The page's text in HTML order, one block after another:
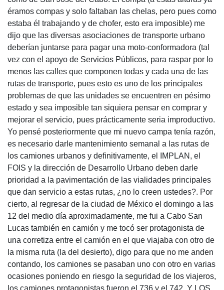
éramos compas y solo faltaban las chelas, pero pues como
estaba él trabajando y de chofer, esto era imposible) me
dijo que las diversas asociaciones de transporte urbano
deberían juntarse para pagar una moto-conformadora (tal
vez con el apoyo de Servicios Públicos, para raspar por lo
menos las calles que componen todas y cada una de las
rutas de transporte, pues esto es uno de los principales
problemas de que las unidades se encuentren en pésimo
estado y sea imposible tan siquiera pensar en comprar y
mejorar el servicio, pues prácticamente seria improductivo.
Yo pensé posteriormente que mi nuevo campa tenía razón,
es necesario darle mantenimiento semanal a las rutas de
los camiones urbanos y definitivamente, el IMPLAN, el
FOIS y la dirección de Desarrollo Urbano deben darle
prioridad a la pavimentación de las vialidades principales
que dan servicio a estas rutas, ¿no lo creen ustedes?. Por
cierto, al regresar de la ciudad de México el domingo a las
12 del medio día aproximadamente, me fui a Cabo San
Lucas también en camión y me tocó ser protagonista de
una corretiza entre el camión en el que viajaba con otro de
la misma ruta (la del desierto), digo para que no me anden
contando, los camiones se pasaban uno con otro en varias
ocasiones poniendo en riesgo la seguridad de los viajeros,
los camiones protagonistas fueron el 736 y el 742. Y LOS